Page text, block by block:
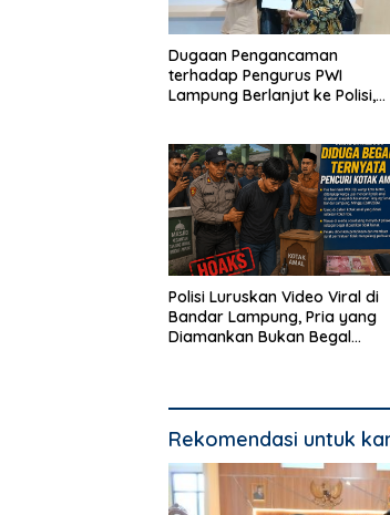
Dugaan Pengancaman
terhadap Pengurus PWI
Lampung Berlanjut ke Polisi,
Polisi Luruskan Video Viral di
Bandar Lampung, Pria yang
Diamankan Bukan Begal
Rekomendasi untuk